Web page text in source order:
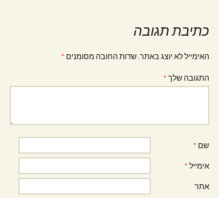
כתיבת תגובה
האימייל לא יוצג באתר. שדות החובה מסומנים *
התגובה שלך *
שם *
אימייל *
אתר